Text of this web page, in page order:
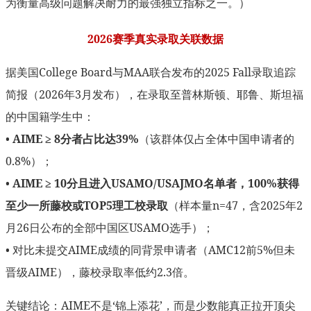
2026赛季真实录取关联数据
据美国College Board与MAA联合发布的2025 Fall录取追踪
简报（2026年3月发布），在录取至普林斯顿、耶鲁、斯坦福
的中国籍学生中：
• AIME ≥ 8分者占比达39% （该群体仅占全体中国申请者的
0.8%）；
• AIME ≥ 10分且进入USAMO/USAJMO名单者，100%获得
至少一所藤校或TOP5理工校录取 （样本量n=47，含2025年2
月26日公布的全部中国区USAMO选手）；
• 对比未提交AIME成绩的同背景申请者（AMC12前5%但未
晋级AIME），藤校录取率低约2.3倍。
关键结论：AIME不是‘锦上添花’，而是少数能真正拉开顶尖